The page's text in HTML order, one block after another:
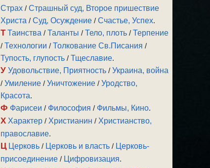
Страх /Страшный суд, Второе пришествие
Христа /Суд, Осуждение /Счастье, Успех.
Т Таинства /Таланты /Тело, плоть /Терпение
/Технологии /Толкование Св.Писания /
Тупость, глупость /Тщеславие.
У Удовольствие, Приятность /Украина, война
/Умиление /Уничтожение /Уродство,
Красота.
Ф Фарисеи / Философия / Фильмы, Кино.
Х Характер / Христианин / Христианство,
православие.
Ц Церковь / Церковь и власть / Церковь-
присоединение / Цифровизация.